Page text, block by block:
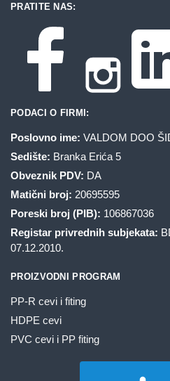
PRATITE NAS:
PODACI O FIRMI:
Poslovno ime: VALDOM DOO
Sedište: Branka Erića 5
Obveznik PDV: DA
Matični broj: 20695595
Poreski broj (PIB): 106867036
Registar privrednih subjekata:
07.12.2010.
PROIZVODNI PROGRAM
PP-R cevi i fiting
HDPE cevi
PVC cevi i PP fiting